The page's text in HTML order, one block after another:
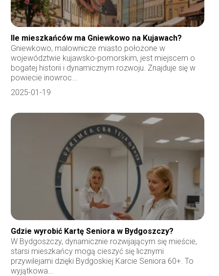
Ile mieszkańców ma Gniewkowo na Kujawach?
Gniewkowo, malownicze miasto położone w
województwie kujawsko-pomorskim, jest miejscem o
bogatej historii i dynamicznym rozwoju. Znajduje się w
powiecie inowroc...
2025-01-19
Gdzie wyrobić Kartę Seniora w Bydgoszczy?
W Bydgoszczy, dynamicznie rozwijającym się mieście,
starsi mieszkańcy mogą cieszyć się licznymi
przywilejami dzięki Bydgoskiej Karcie Seniora 60+. To
wyjątkowa...